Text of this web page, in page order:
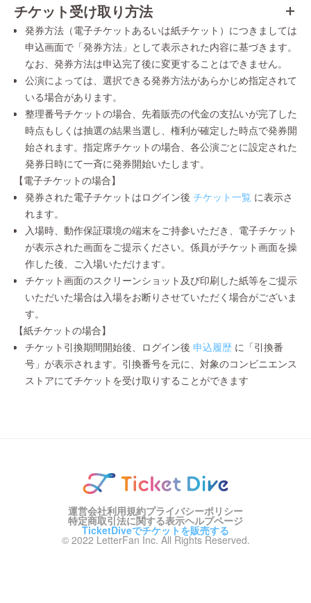
チケット受け取り方法
発券方法（電子チケットあるいは紙チケット）につきましては
申込画面で「発券方法」として表示された内容に基づきます。
なお、発券方法は申込完了後に変更することはできません。
公演によっては、選択できる発券方法があらかじめ指定されて
いる場合があります。
整理番号チケットの場合、先着販売の代金の支払いが完了した
時点もしくは抽選の結果当選し、権利が確定した時点で発券開
始されます。指定席チケットの場合、各公演ごとに設定された
発券日時にて一斉に発券開始いたします。
【電子チケットの場合】
発券された電子チケットはログイン後 チケット一覧 に表示さ
れます。
入場時、動作保証環境の端末をご持参いただき、電子チケット
が表示された画面をご提示ください。係員がチケット画面を操
作した後、ご入場いただけます。
チケット画面のスクリーンショット及び印刷した紙等をご提示
いただいた場合は入場をお断りさせていただく場合がございま
す。
【紙チケットの場合】
チケット引換期間開始後、ログイン後 申込履歴 に「引換番
号」が表示されます。引換番号を元に、対象のコンビニエンス
ストアにてチケットを受け取りすることができます
運営会社利用規約プライバシーポリシー
特定商取引法に関する表示ヘルプページ
TicketDiveでチケットを販売する
© 2022 LetterFan Inc. All Rights Reserved.